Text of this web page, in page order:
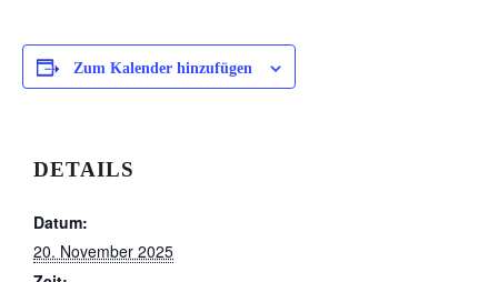
Zum Kalender hinzufügen
DETAILS
Datum:
20. November 2025